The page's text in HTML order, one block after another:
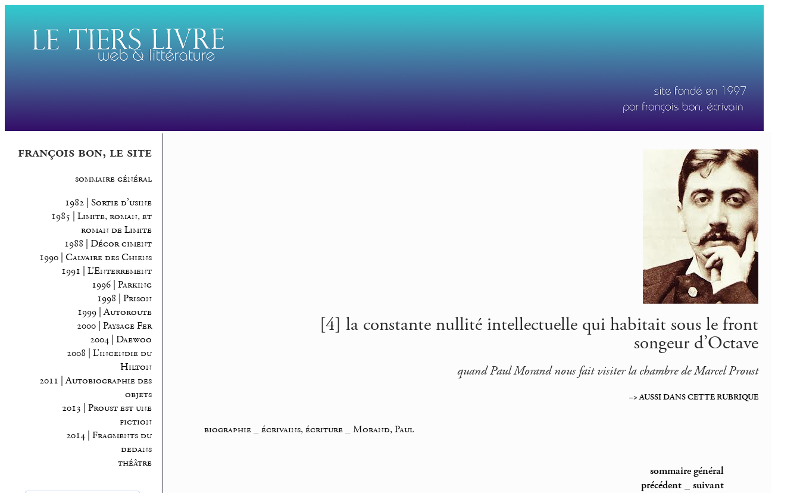
françois bon, le site
sommaire général
1982 | Sortie d’usine
1985 | Limite, roman, et
roman de Limite
1988 | Décor ciment
1990 | Calvaire des Chiens
1991 | L’Enterrement
1996 | Parking
1998 | Prison
1999 | Autoroute
2000 | Paysage Fer
2004 | Daewoo
2008 | L’incendie du
Hilton
2011 | Autobiographie des
objets
2013 | Proust est une
fiction
2014 | Fragments du
dedans
théâtre
[4] la constante nullité intellectuelle qui habitait sous le front
songeur d’Octave
quand Paul Morand nous fait visiter la chambre de Marcel Proust
–> AUSSI DANS CETTE RUBRIQUE
biographie _écrivains, écriture _Morand, Paul
sommaire général
précédent _suivant